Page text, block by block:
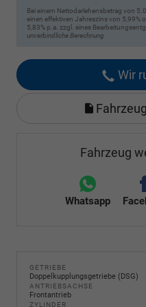
Bei einem Nettodarlehensbetrag von
einen effektiven Jahreszins von 5,99%
5,83% p.a. zzgl. eines
unverbindliche Berechnung
Wir
Fahrzeug
Whatsapp
GETRIEBE
Doppelkupplungsgetriebe (DSG)
ANTRIEBSACHSE
Frontantrieb
ZYLINDER